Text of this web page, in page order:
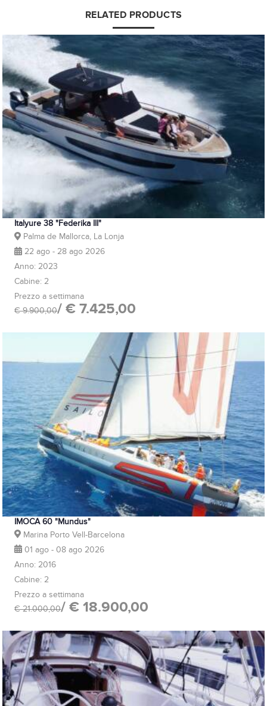
RELATED PRODUCTS
Italyure 38 "Federika III"
Palma de Mallorca, La Lonja
22 ago - 28 ago 2026
Anno: 2023
Cabine: 2
Prezzo a settimana
€ 9.900,00/ € 7.425,00
IMOCA 60 "Mundus"
Marina Porto Vell-Barcelona
01 ago - 08 ago 2026
Anno: 2016
Cabine: 2
Prezzo a settimana
€ 21.000,00/ € 18.900,00